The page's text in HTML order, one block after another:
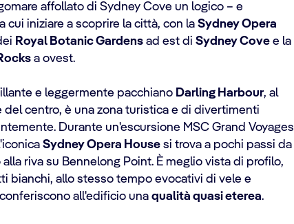
affollato di Sydney Cove un logico – e
cui iniziare a scoprire la città, con la Sydney Opera
Royal Botanic Gardens ad est di Sydney Cove e la
a ovest.
e leggermente pacchiano Darling Harbour, al
del centro, è una zona turistica e di divertimenti
Durante un'escursione MSC Grand Voyages
Sydney Opera House si trova a pochi passi da
riva su Bennelong Point. È meglio vista di profilo,
bianchi, allo stesso tempo evocativi di vele e
all'edificio una qualità quasi eterea.